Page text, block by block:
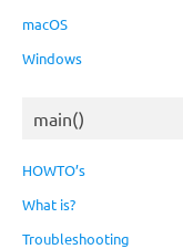
macOS
Windows
main()
HOWTO’s
What is?
Troubleshooting